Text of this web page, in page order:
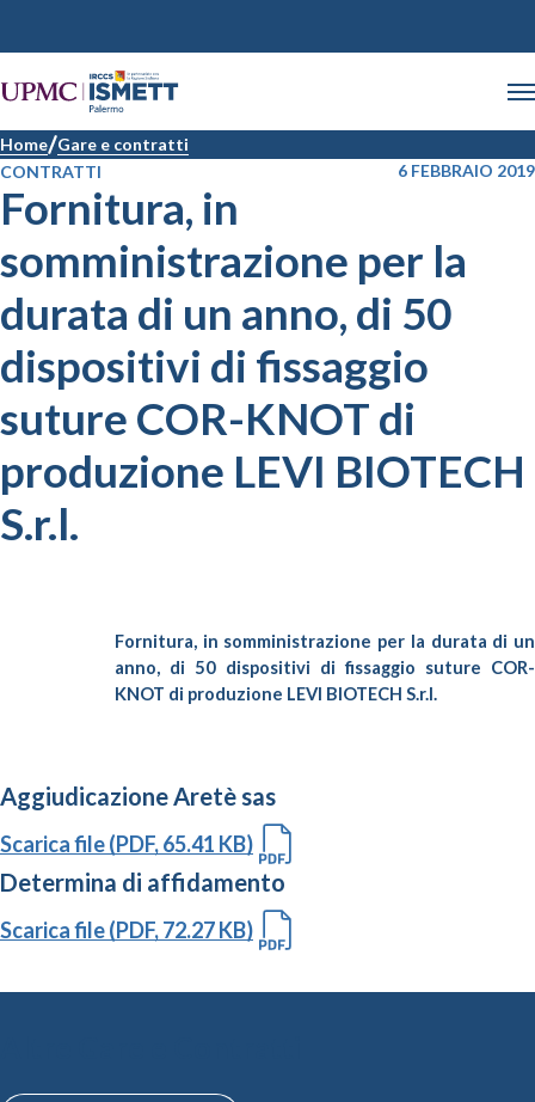
Home Gare e contratti
CONTRATTI
6 FEBBRAIO 2019
Fornitura, in
somministrazione per la
durata di un anno, di 50
dispositivi di fissaggio
suture COR-KNOT di
produzione LEVI BIOTECH
S.r.l.
Fornitura, in somministrazione per la durata di un
anno, di 50 dispositivi di fissaggio suture COR-
KNOT di produzione LEVI BIOTECH S.r.l.
Aggiudicazione Aretè sas
Scarica file (PDF, 65.41 KB)
Determina di affidamento
Scarica file (PDF, 72.27 KB)